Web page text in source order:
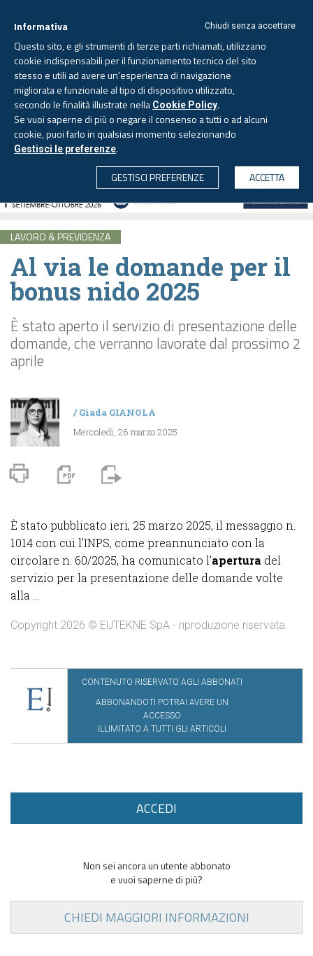
CERCA
Domenica, 9 agosto 2026
LAVORO & PREVIDENZA
Al via le domande per il
bonus nido 2025
È stato aperto il servizio di presentazione delle
domande, che verranno lavorate dal prossimo 2
aprile
/Giada GIANOLA
Mercoledì, 26 marzo 2025
È stato pubblicato ieri, 25 marzo 2025, il messaggio n.
1014 con cui l’INPS, come preannunciato con la
circolare n. 60/2025, ha comunicato l’apertura del
servizio per la presentazione delle domande volte
alla ...
Copyright 2026 © EUTEKNE SpA - riproduzione riservata
CONTENUTO RISERVATO AGLI ABBONATI
ABBONANDOTI POTRAI AVERE UN
ACCESSO
ILLIMITATO A TUTTI GLI ARTICOLI
ACCEDI
Non sei ancora un utente abbonato
e vuoi saperne di più?
CHIEDI MAGGIORI INFORMAZIONI
Chiudi senza accettare
Informativa
Questo sito, e gli strumenti di terze parti richiamati, utilizzano
cookie indispensabili per il funzionamento tecnico del sito
stesso e utili ad avere un'esperienza di navigazione
migliorata e funzionale al tipo di dispositivo utilizzato,
secondo le finalità illustrate nella Cookie Policy.
Se vuoi saperne di più o negare il consenso a tutti o ad alcuni
cookie, puoi farlo in qualsiasi momento selezionando
Gestisci le preferenze.
GESTISCI PREFERENZE
ACCETTA